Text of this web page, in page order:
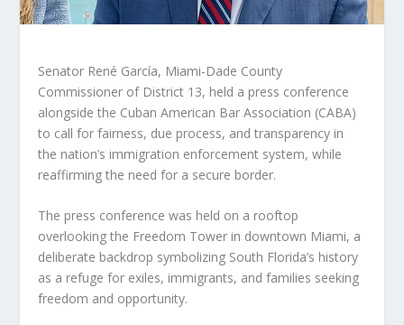
Senator René García, Miami-Dade County
Commissioner of District 13, held a press conference
alongside the Cuban American Bar Association (CABA)
to call for fairness, due process, and transparency in
the nation’s immigration enforcement system, while
reaffirming the need for a secure border.
The press conference was held on a rooftop
overlooking the Freedom Tower in downtown Miami, a
deliberate backdrop symbolizing South Florida’s history
as a refuge for exiles, immigrants, and families seeking
freedom and opportunity.